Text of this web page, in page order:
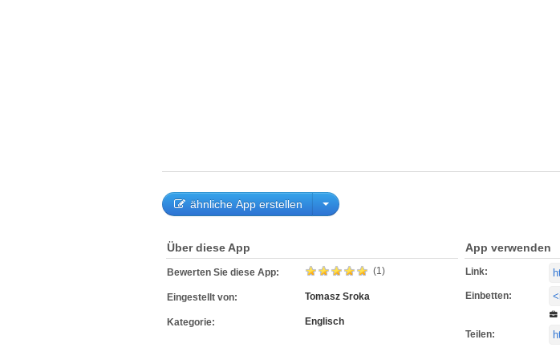
ähnliche App erstellen
Über diese App
Bewerten Sie diese App: (1)
Eingestellt von: Tomasz Sroka
Kategorie: Englisch
App verwenden
Link:
Einbetten:
Teilen: